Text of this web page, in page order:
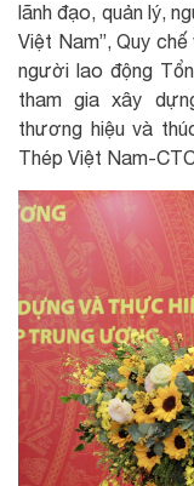
lãnh đạo, quản lý,
Việt Nam”, Quy
người lao động
tham gia xây
thương hiệu và
Thép Việt Nam-